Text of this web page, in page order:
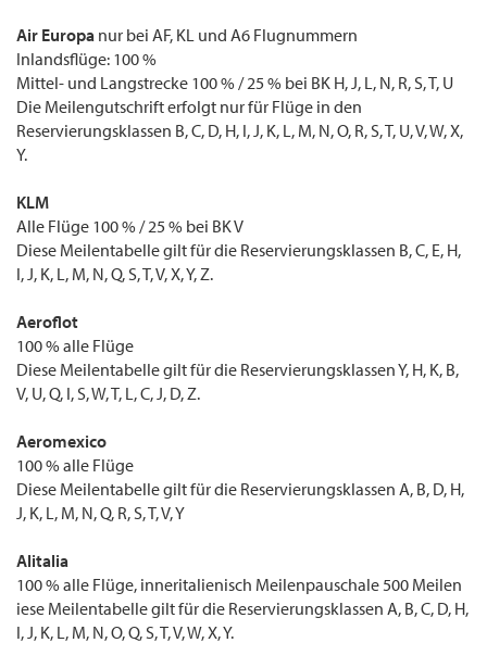
Air Europa nur bei AF, KL und A6 Flugnummern
Inlandsflüge: 100 %
Mittel- und Langstrecke 100 % / 25 % bei BK H, J, L, N, R, S, T, U
Die Meilengutschrift erfolgt nur für Flüge in den
Reservierungsklassen B, C, D, H, I, J, K, L, M, N, O, R, S, T, U, V, W, X,
Y.
KLM
Alle Flüge 100 % / 25 % bei BK V
Diese Meilentabelle gilt für die Reservierungsklassen B, C, E, H,
I, J, K, L, M, N, Q, S, T, V, X, Y, Z.
Aeroflot
100 % alle Flüge
Diese Meilentabelle gilt für die Reservierungsklassen Y, H, K, B,
V, U, Q, I, S, W, T, L, C, J, D, Z.
Aeromexico
100 % alle Flüge
Diese Meilentabelle gilt für die Reservierungsklassen A, B, D, H,
J, K, L, M, N, Q, R, S, T, V, Y
Alitalia
100 % alle Flüge, inneritalienisch Meilenpauschale 500 Meilen
iese Meilentabelle gilt für die Reservierungsklassen A, B, C, D, H,
I, J, K, L, M, N, O, Q, S, T, V, W, X, Y.